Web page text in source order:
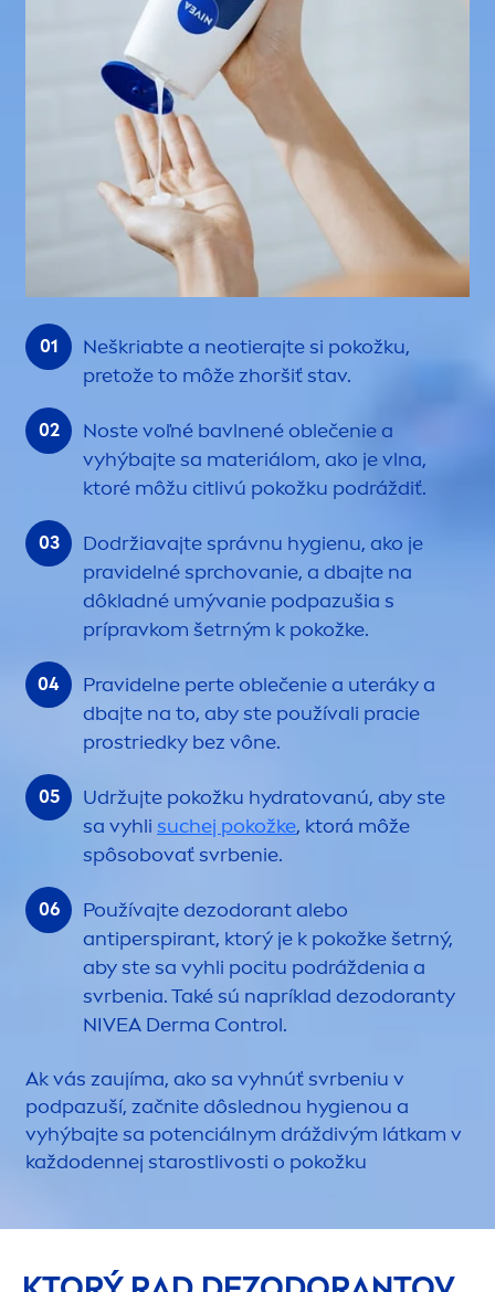
Neškriabte a neotierajte si pokožku,
pretože to môže zhoršiť stav.
Noste voľné bavlnené oblečenie a
vyhýbajte sa materiálom, ako je vlna,
ktoré môžu citlivú pokožku podráždiť.
Dodržiavajte správnu hygienu, ako je
pravidelné sprchovanie, a dbajte na
dôkladné umývanie podpazušia s
prípravkom šetrným k pokožke.
Pravidelne perte oblečenie a uteráky a
dbajte na to, aby ste používali pracie
prostriedky bez vône.
Udržujte pokožku hydratovanú, aby ste
sa vyhli suchej pokožke, ktorá môže
spôsobovať svrbenie.
Používajte dezodorant alebo
antiperspirant, ktorý je k pokožke šetrný,
aby ste sa vyhli pocitu podráždenia a
svrbenia. Také sú napríklad dezodoranty
NIVEA Derma Control.
Ak vás zaujíma, ako sa vyhnúť svrbeniu v
podpazuší, začnite dôslednou hygienou a
vyhýbajte sa potenciálnym dráždivým látkam v
každodennej starostlivosti o pokožku